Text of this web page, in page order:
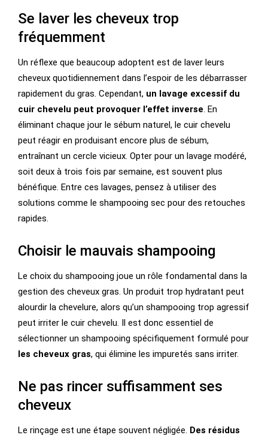
Se laver les cheveux trop
fréquemment
Un réflexe que beaucoup adoptent est de laver leurs
cheveux quotidiennement dans l’espoir de les débarrasser
rapidement du gras. Cependant, un lavage excessif du
cuir chevelu peut provoquer l’effet inverse. En
éliminant chaque jour le sébum naturel, le cuir chevelu
peut réagir en produisant encore plus de sébum,
entraînant un cercle vicieux. Opter pour un lavage modéré,
soit deux à trois fois par semaine, est souvent plus
bénéfique. Entre ces lavages, pensez à utiliser des
solutions comme le shampooing sec pour des retouches
rapides.
Choisir le mauvais shampooing
Le choix du shampooing joue un rôle fondamental dans la
gestion des cheveux gras. Un produit trop hydratant peut
alourdir la chevelure, alors qu’un shampooing trop agressif
peut irriter le cuir chevelu. Il est donc essentiel de
sélectionner un shampooing spécifiquement formulé pour
les cheveux gras, qui élimine les impuretés sans irriter.
Ne pas rincer suffisamment ses
cheveux
Le rinçage est une étape souvent négligée. Des résidus